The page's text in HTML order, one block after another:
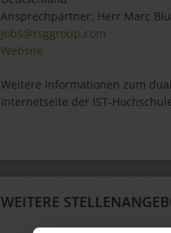
Ansprechpartner: Herr Marc
jobs@rsggroup.com
Website
Weitere Informationen zum
Internetseite der IST-
WEITERE